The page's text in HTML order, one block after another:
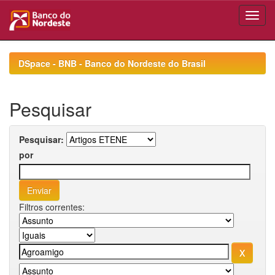
navigationDSpace - BNB - Banco do Nordeste do Brasil
Pesquisar
Pesquisar:
por
Filtros correntes: